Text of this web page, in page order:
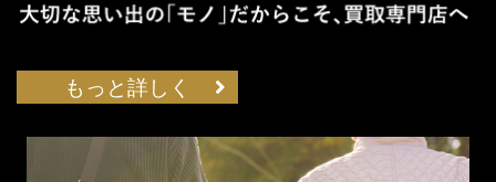
もっと詳しく